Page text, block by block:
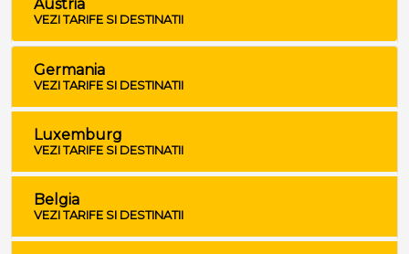
Austria
VEZI TARIFE SI DESTINATII
Germania
VEZI TARIFE SI DESTINATII
Luxemburg
VEZI TARIFE SI DESTINATII
Belgia
VEZI TARIFE SI DESTINATII